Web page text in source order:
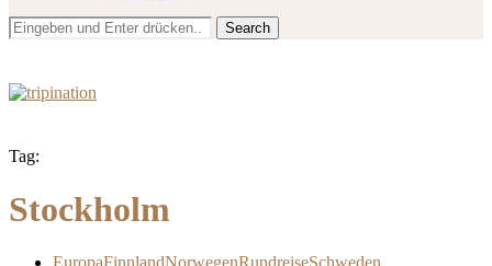
Search
Tag:
Stockholm